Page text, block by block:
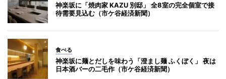
神楽坂に「焼肉家 KAZU 別邸」 全8室の完全個室で接
待需要見込む（市ケ谷経済新聞）
食べる
神楽坂に麺とだしを味わう「澄まし麺 ふくぼく」 夜は
日本酒バーの二毛作（市ケ谷経済新聞）